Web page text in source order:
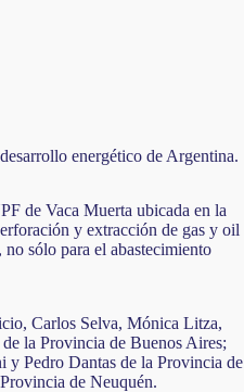
energético de Argentina.
de Vaca Muerta ubicada en la
y extracción de gas y oil
sólo para el abastecimiento
Carlos Selva, Mónica Litza,
la Provincia de Buenos Aires;
y Pedro Dantas de la Provincia de
de Neuquén.